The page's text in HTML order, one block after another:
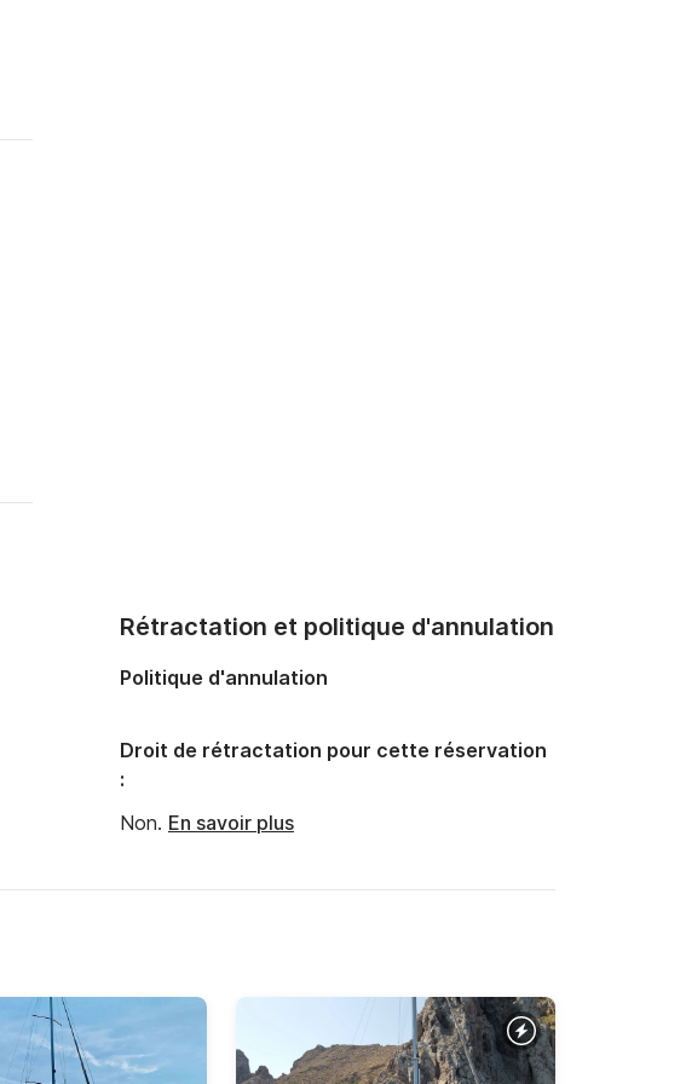
Rétractation et politique d'annulation
Politique d'annulation
Droit de rétractation pour cette réservation
:
Non. En savoir plus